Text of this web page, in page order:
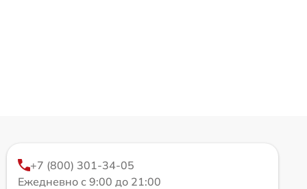
+7 (800) 301-34-05
Ежедневно с 9:00 до 21:00